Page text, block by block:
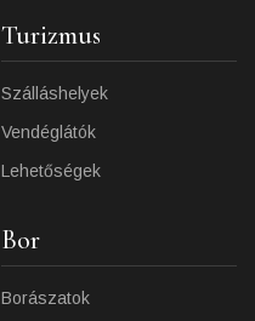
Turizmus
Szálláshelyek
Vendéglátók
Lehetőségek
Bor
Borászatok